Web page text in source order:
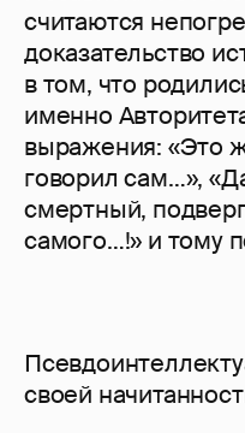
считаются
доказательство
в том, что
именно
выражения: «Это
говорил сам…»,
смертный,
самого…!» и тому
своей